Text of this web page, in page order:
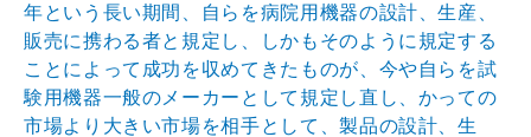
年という長い期間、自らを病院用機器の設計、生産、
販売に携わる者と規定し、しかもそのように規定する
ことによって成功を収めてきたものが、今や自らを試
験用機器一般のメーカーとして規定し直し、かっての
市場より大きい市場を相手として、製品の設計、生